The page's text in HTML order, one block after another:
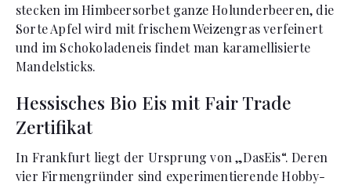
stecken im Himbeersorbet ganze Holunderbeeren, die
Sorte Apfel wird mit frischem Weizengras verfeinert
und im Schokoladeneis findet man karamellisierte
Mandelsticks.
Hessisches Bio Eis mit Fair Trade
Zertifikat
In Frankfurt liegt der Ursprung von „DasEis“. Deren
vier Firmengründer sind experimentierende Hobby-